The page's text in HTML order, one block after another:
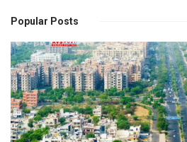
Popular Posts